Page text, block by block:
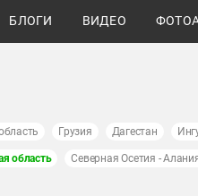
БЛОГИ ВИДЕО
Грузия Дагестан
область Северная Осетия -